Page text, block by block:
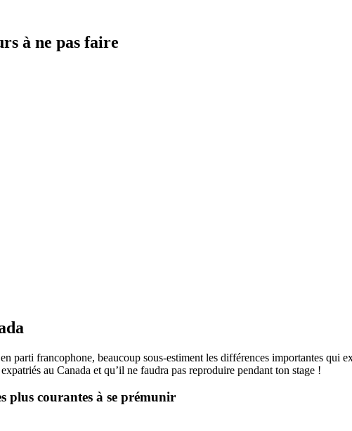
à ne pas faire
parti francophone, beaucoup sous-estiment les différences importantes qui
au Canada et qu’il ne faudra pas reproduire pendant ton stage !
plus courantes à se prémunir